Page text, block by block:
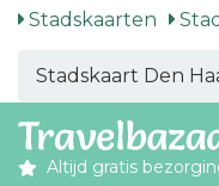
Stadskaarten
Stadskaart Den
Altijd gratis